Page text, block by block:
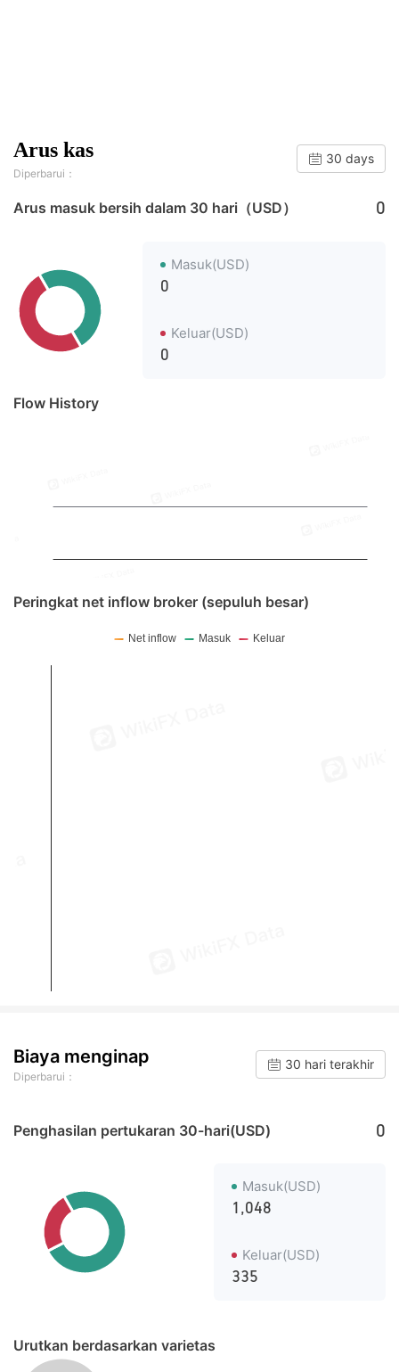
Arus kas
Diperbarui：
30 days
Arus masuk bersih dalam 30 hari（USD） 0
Masuk(USD)
0
Keluar(USD)
0
Flow History
Peringkat net inflow broker (sepuluh besar)
Biaya menginap
Diperbarui：
30 hari terakhir
Penghasilan pertukaran 30-hari(USD) 0
Masuk(USD)
1,048
Keluar(USD)
335
Urutkan berdasarkan varietas